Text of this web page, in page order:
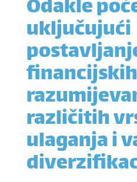
Odakle
uključujući
različitih
ulaganja i